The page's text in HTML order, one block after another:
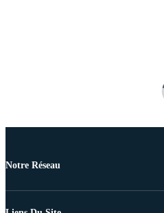
Notre Réseau